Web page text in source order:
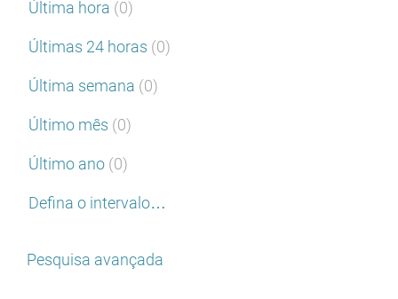
Última hora (0)
Últimas 24 horas (0)
Última semana (0)
Último mês (0)
Último ano (0)
Defina o intervalo…
Pesquisa avançada